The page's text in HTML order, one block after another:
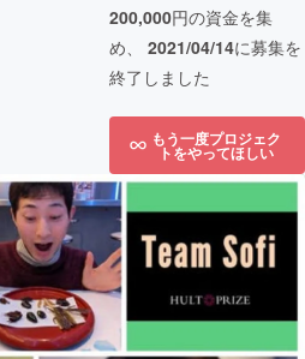
200,000円の資金を集
め、 2021/04/14に募集を
終了しました
もう一度プロジェク
トをやってほしい